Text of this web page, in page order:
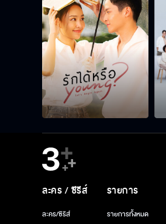
ละคร / ซีรีส์
ละคร/ซีรีส์
รายการ
รายการทั้งหมด